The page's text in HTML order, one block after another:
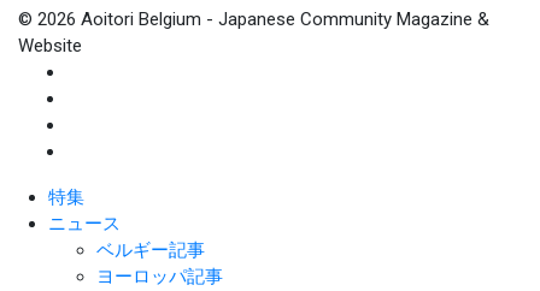
© 2026 Aoitori Belgium - Japanese Community Magazine &
Website
特集
ニュース
ベルギー記事
ヨーロッパ記事